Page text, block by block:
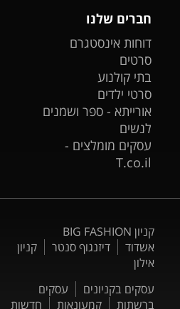
חברים שלנו
דוחות אינסטגרם
סרטים
בתי קולנוע
סרטי ילדים
אורייתא - ספר ושמנים
לנשים
עסקים מומלצים -
T.co.il
קניון BIG FASHION
אשדוד
דיזנגוף סנטר
קניון
אילון
עסקים בקניונים
עסקים
ברשתות
קמעונאות חדשות